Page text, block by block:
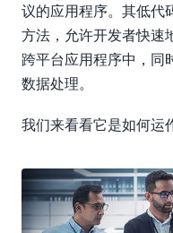
议的应用程序。其低代
方法，允许开发者快速
跨平台应用程序中，同
数据处理。
我们来看看它是如何运